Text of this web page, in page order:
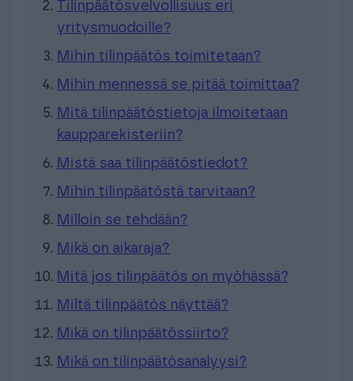
Tilinpäätösvelvollisuus eri
yritysmuodoille?
Mihin tilinpäätös toimitetaan?
Mihin mennessä se pitää toimittaa?
Mitä tilinpäätöstietoja ilmoitetaan
kaupparekisteriin?
Mistä saa tilinpäätöstiedot?
Mihin tilinpäätöstä tarvitaan?
Milloin se tehdään?
Mikä on aikaraja?
Mitä jos tilinpäätös on myöhässä?
Miltä tilinpäätös näyttää?
Mikä on tilinpäätössiirto?
Mikä on tilinpäätösanalyysi?